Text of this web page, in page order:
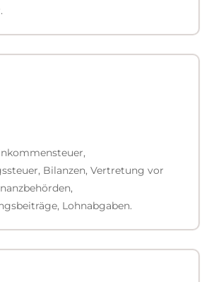
Bilanzen, Vertretung vor
Lohnabgaben.